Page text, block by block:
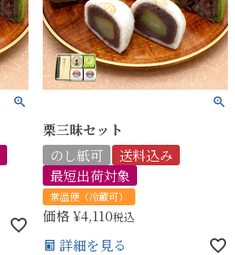
栗三昧セット
のし紙可
送料込み
最短出荷対象
常温便（冷蔵可）
価格¥4,110税込
詳細を見る